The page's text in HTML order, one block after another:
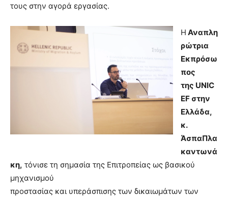
τους στην αγορά εργασίας.
Η Αναπλη
ρώτρια
Εκπρόσω
πος
της UNIC
EF στην
Ελλάδα,
κ.
ΆσπαΠλα
καντωνά
κη, τόνισε τη σημασία της Επιτροπείας ως βασικού
μηχανισμού
προστασίας και υπεράσπισης των δικαιωμάτων των